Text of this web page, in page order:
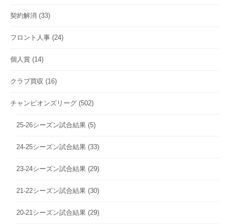
契約解消 (33)
フロント人事 (24)
個人賞 (14)
クラブ買収 (16)
チャンピオンズリーグ (502)
25-26シーズン試合結果 (5)
24-25シーズン試合結果 (33)
23-24シーズン試合結果 (29)
21-22シーズン試合結果 (30)
20-21シーズン試合結果 (29)